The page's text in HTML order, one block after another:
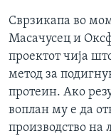
Сврзикапа во
Масачусец и
проектот чија
метод за
протеин. Ако
воплан му е да
производство на